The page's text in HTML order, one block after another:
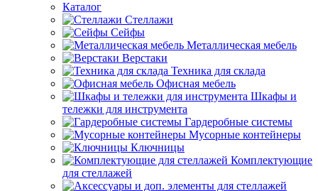
Каталог
Стеллажи
Сейфы
Металлическая мебель
Верстаки
Техника для склада
Офисная мебель
Шкафы и
тележки для инструмента
Гардеробные системы
Мусорные контейнеры
Ключницы
Комплектующие
для стеллажей